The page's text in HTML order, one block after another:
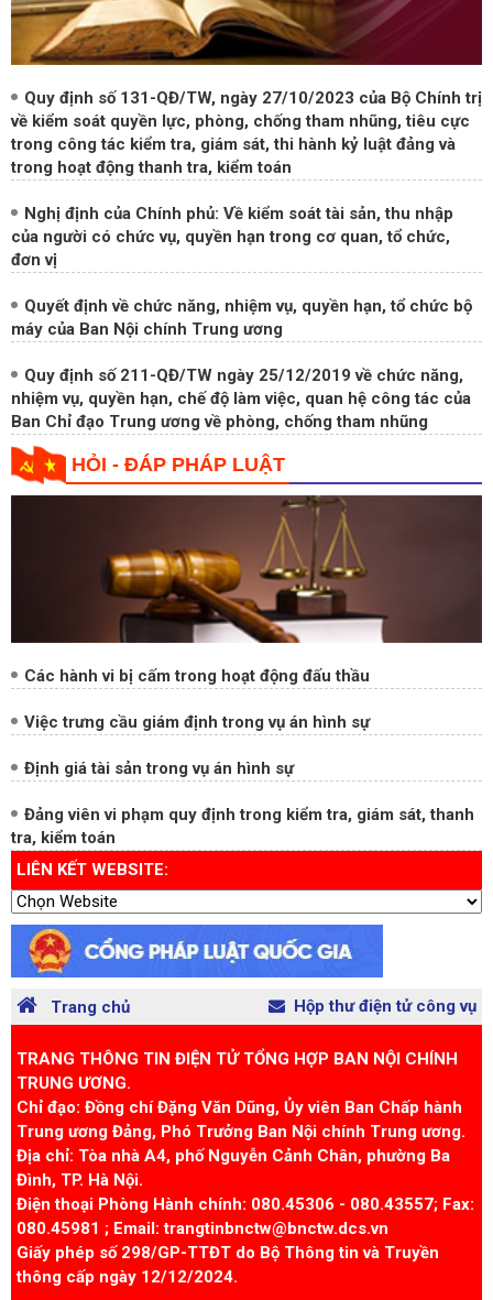
Quy định số 131-QĐ/TW, ngày 27/10/2023 của Bộ Chính trị
về kiểm soát quyền lực, phòng, chống tham nhũng, tiêu cực
trong công tác kiểm tra, giám sát, thi hành kỷ luật đảng và
trong hoạt động thanh tra, kiểm toán
Nghị định của Chính phủ: Về kiểm soát tài sản, thu nhập
của người có chức vụ, quyền hạn trong cơ quan, tổ chức,
đơn vị
Quyết định về chức năng, nhiệm vụ, quyền hạn, tổ chức bộ
máy của Ban Nội chính Trung ương
Quy định số 211-QĐ/TW ngày 25/12/2019 về chức năng,
nhiệm vụ, quyền hạn, chế độ làm việc, quan hệ công tác của
Ban Chỉ đạo Trung ương về phòng, chống tham nhũng
HỎI - ĐÁP PHÁP LUẬT
Các hành vi bị cấm trong hoạt động đấu thầu
Việc trưng cầu giám định trong vụ án hình sự
Định giá tài sản trong vụ án hình sự
Đảng viên vi phạm quy định trong kiểm tra, giám sát, thanh
tra, kiểm toán
LIÊN KẾT WEBSITE:
Trang chủ Hộp thư điện tử công vụ
TRANG THÔNG TIN ĐIỆN TỬ TỔNG HỢP BAN NỘI CHÍNH
TRUNG ƯƠNG.
Chỉ đạo: Đồng chí Đặng Văn Dũng, Ủy viên Ban Chấp hành
Trung ương Đảng, Phó Trưởng Ban Nội chính Trung ương.
Địa chỉ: Tòa nhà A4, phố Nguyễn Cảnh Chân, phường Ba
Đình, TP. Hà Nội.
Điện thoại Phòng Hành chính: 080.45306 - 080.43557; Fax:
080.45981 ; Email: trangtinbnctw@bnctw.dcs.vn